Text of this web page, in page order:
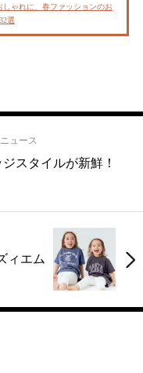
ゃれに、春ファッションのお
選
ュース
スタイルが新鮮！
ィエム